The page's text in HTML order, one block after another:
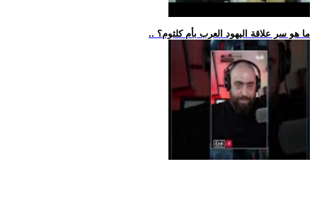
.. ما هو سر علاقة اليهود العرب بأم كلثوم؟